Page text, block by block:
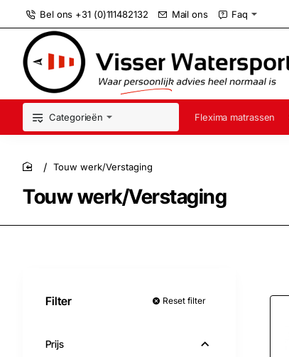
Bel ons +31 (0)111482132 Mail ons Faq
Categorieën Flexima matrassen
Touw werk/Verstaging
home
Touw werk/Verstaging
Filter Reset filter
Prijs